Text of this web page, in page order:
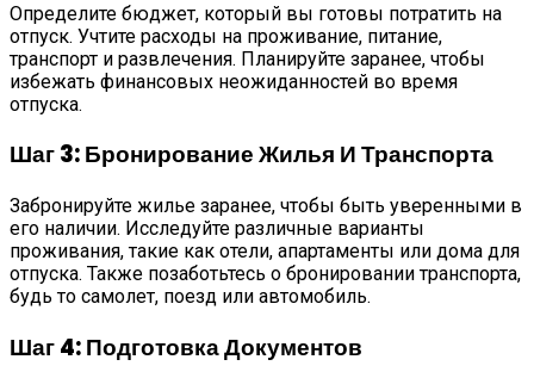
Определите бюджет, который вы готовы потратить на
отпуск. Учтите расходы на проживание, питание,
транспорт и развлечения. Планируйте заранее, чтобы
избежать финансовых неожиданностей во время
отпуска.
Шаг 3: Бронирование Жилья И Транспорта
Забронируйте жилье заранее, чтобы быть уверенными в
его наличии. Исследуйте различные варианты
проживания, такие как отели, апартаменты или дома для
отпуска. Также позаботьтесь о бронировании транспорта,
будь то самолет, поезд или автомобиль.
Шаг 4: Подготовка Документов